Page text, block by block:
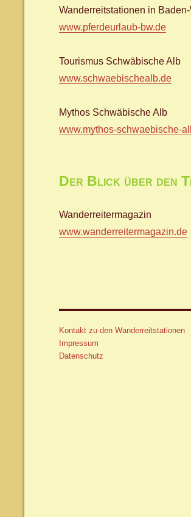
Wanderreitstationen in
www.pferdeurlaub-bw.de
Tourismus Schwäbische Alb
www.schwaebischealb.de
Mythos Schwäbische Alb
www.mythos-schwaebische-
Der Blick über den
Wanderreitermagazin
www.wanderreitermagazin.de
Kontakt zu den Wanderreitstationen
Impressum
Datenschutz